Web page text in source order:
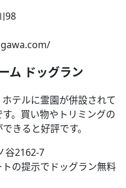
98
ム ドッグラン
テルに霊園が併設されて
。買い物やトリミングの
きると好評です。
谷2162-7
の提示でドッグラン無料